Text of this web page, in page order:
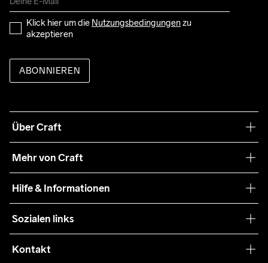
Klick hier um die Nutzungsbedingungen zu
akzeptieren
ABONNIEREN
Über Craft
Nachhaltigkeit
Mehr von Craft
Teamwear
Zusammenarbeit
Press
Hilfe & Informationen
Retouren
Kundendienst
Sozialen links
Kontakt